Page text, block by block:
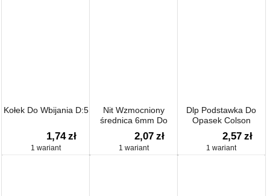
Kołek Do Wbijania D:5
1,74 zł
1 wariant
Nit Wzmocniony
średnica 6mm Do
Otworów 6,5mm
2,07 zł
1 wariant
Dlp Podstawka Do
Opasek Colson
2,57 zł
1 wariant